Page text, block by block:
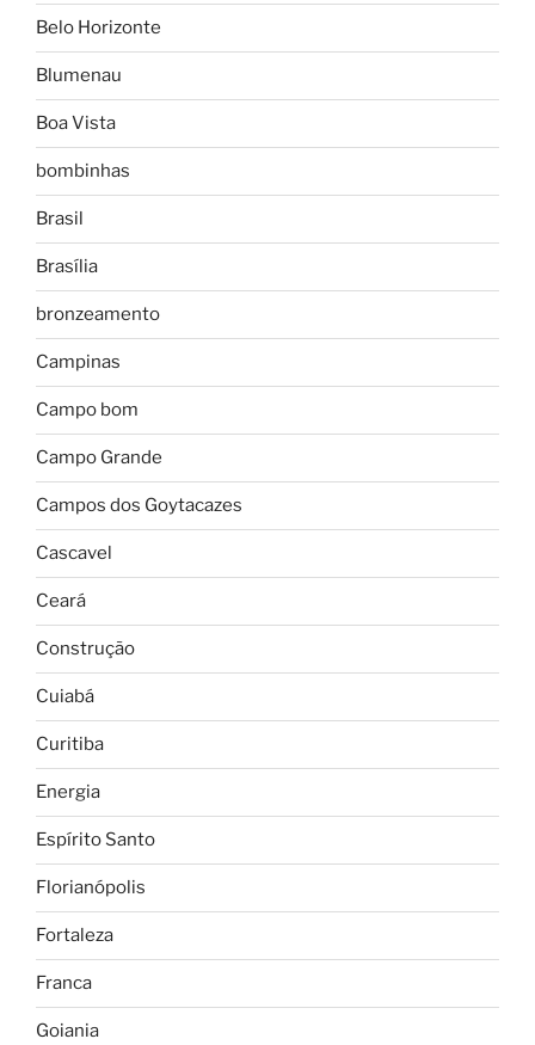
Belo Horizonte
Blumenau
Boa Vista
bombinhas
Brasil
Brasília
bronzeamento
Campinas
Campo bom
Campo Grande
Campos dos Goytacazes
Cascavel
Ceará
Construção
Cuiabá
Curitiba
Energia
Espírito Santo
Florianópolis
Fortaleza
Franca
Goiania